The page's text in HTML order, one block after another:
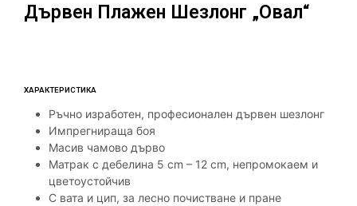
Дървен Плажен Шезлонг „Овал“
ХАРАКТЕРИСТИКА
Ръчно изработен, професионален дървен шезлонг
Импрегнираща боя
Масив чамово дърво
Матрак с дебелина 5 cm – 12 cm, непромокаем и
цветоустойчив
С вата и цип, за лесно почистване и пране